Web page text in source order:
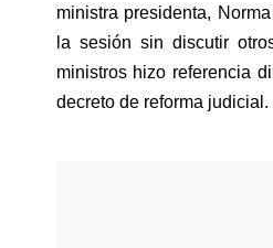
ministra presidenta,
la sesión sin discutir
ministros hizo referencia
decreto de reforma judicial.